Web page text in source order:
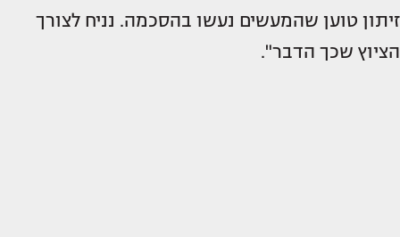
‏זיתון טוען שהמעשים נעשו בהסכמה. נניח לצורך
הציוץ שכך הדבר".